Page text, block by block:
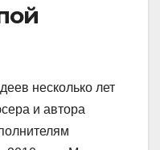
несколько лет
и автора